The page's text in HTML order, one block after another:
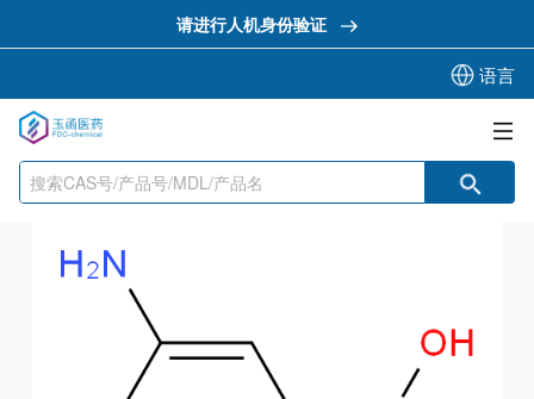
请进行人机身份验证
语言